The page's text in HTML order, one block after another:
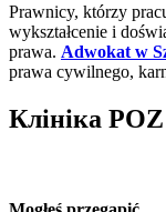
Prawnicy, którzy
wykształcenie i
prawa. Adwokat w
prawa cywilnego,
Клініка